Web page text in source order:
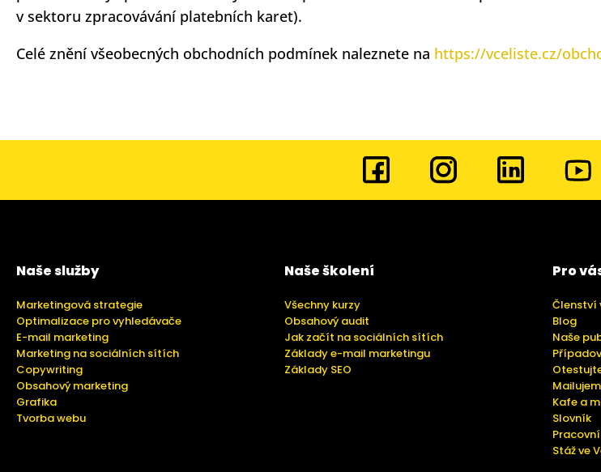
v sektoru zpracovávání platebních karet).
Celé znění všeobecných obchodních podmínek naleznete na https://vceliste.cz/
Naše služby
Marketingová strategie
Optimalizace pro vyhledávače
E-mail marketing
Marketing na sociálních sítích
Copywriting
Obsahový marketing
Grafika
Tvorba webu
Naše školení
Všechny kurzy
Obsahový audit
Jak začít na sociálních sítích
Základy e-mail marketingu
Základy SEO
Pro
Členství
Blog
Naše
Kafe a
Slovník
Stáž ve